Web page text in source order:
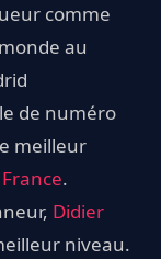
comme
au
de numéro
meilleur
.
Didier
niveau.